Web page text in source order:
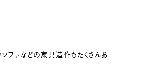
ソファなどの家具造作もたくさんあ